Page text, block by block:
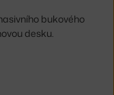
bukového
desku.